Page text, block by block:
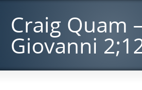
Craig Quam
Giovanni